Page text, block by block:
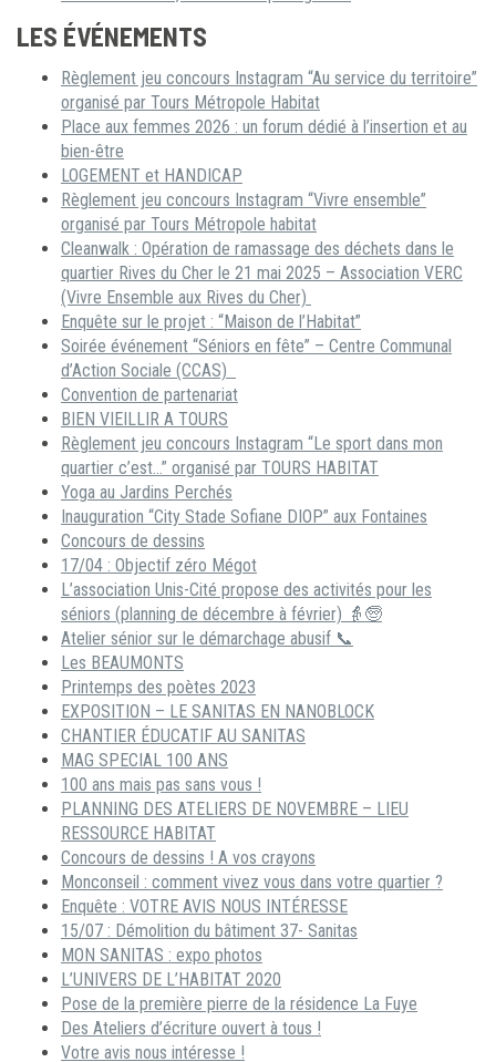
LES ÉVÉNEMENTS
Règlement jeu concours Instagram “Au service du territoire”
organisé par Tours Métropole Habitat
Place aux femmes 2026 : un forum dédié à l’insertion et au
bien-être
LOGEMENT et HANDICAP
Règlement jeu concours Instagram “Vivre ensemble”
organisé par Tours Métropole habitat
Cleanwalk : Opération de ramassage des déchets dans le
quartier Rives du Cher le 21 mai 2025 – Association VERC
(Vivre Ensemble aux Rives du Cher)
Enquête sur le projet : “Maison de l’Habitat”
Soirée événement “Séniors en fête” – Centre Communal
d’Action Sociale (CCAS)
Convention de partenariat
BIEN VIEILLIR A TOURS
Règlement jeu concours Instagram “Le sport dans mon
quartier c’est…” organisé par TOURS HABITAT
Yoga au Jardins Perchés
Inauguration “City Stade Sofiane DIOP” aux Fontaines
Concours de dessins
17/04 : Objectif zéro Mégot
L’association Unis-Cité propose des activités pour les
séniors (planning de décembre à février) 👵🧓
Atelier sénior sur le démarchage abusif 📞
Les BEAUMONTS
Printemps des poètes 2023
EXPOSITION – LE SANITAS EN NANOBLOCK
CHANTIER ÉDUCATIF AU SANITAS
MAG SPECIAL 100 ANS
100 ans mais pas sans vous !
PLANNING DES ATELIERS DE NOVEMBRE – LIEU
RESSOURCE HABITAT
Concours de dessins ! A vos crayons
Monconseil : comment vivez vous dans votre quartier ?
Enquête : VOTRE AVIS NOUS INTÉRESSE
15/07 : Démolition du bâtiment 37- Sanitas
MON SANITAS : expo photos
L’UNIVERS DE L’HABITAT 2020
Pose de la première pierre de la résidence La Fuye
Des Ateliers d’écriture ouvert à tous !
Votre avis nous intéresse !